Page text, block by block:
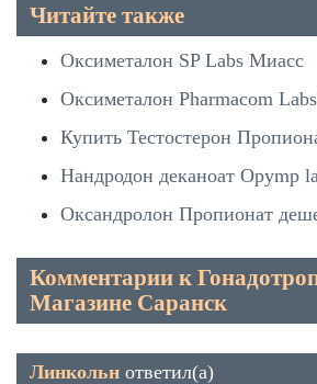
Читайте также
Оксиметалон SP Labs Миасс
Оксиметалон Pharmacom
Купить Тестостерон
Нандродон деканоат Opymp
Оксандролон Пропионат
Комментарии к
Магазине Саранск
Линкольн ответил(а)